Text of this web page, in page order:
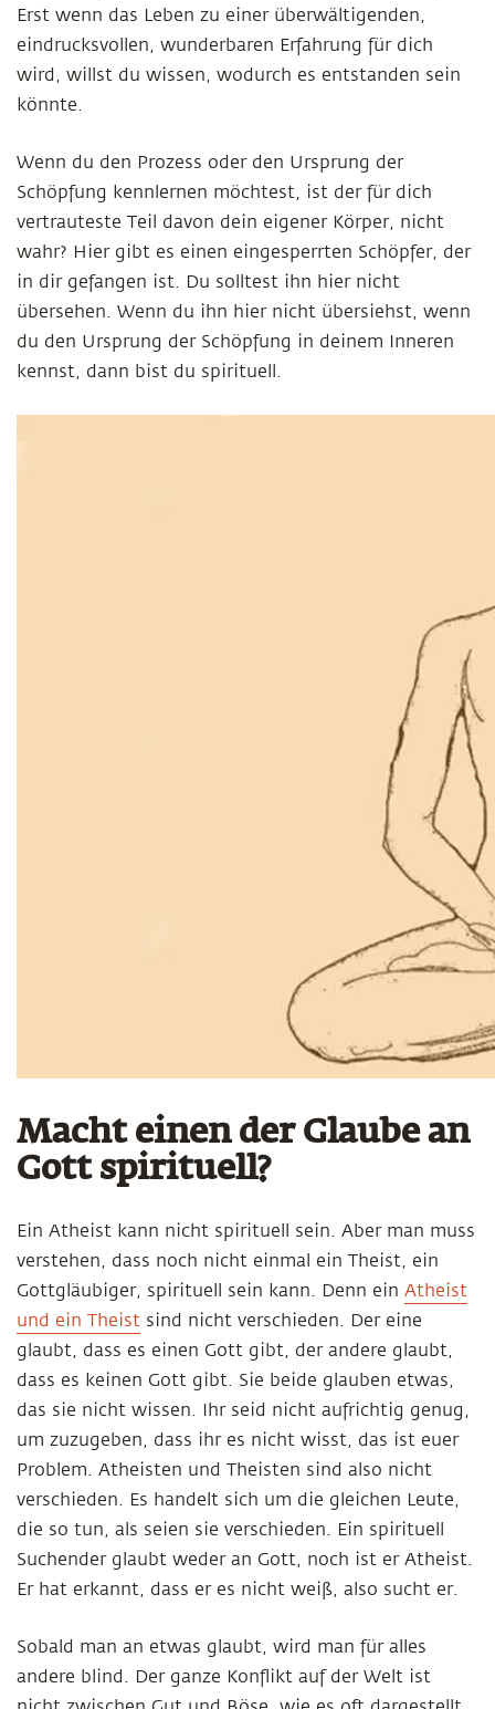
Erst wenn das Leben zu einer überwältigenden,
eindrucksvollen, wunderbaren Erfahrung für dich
wird, willst du wissen, wodurch es entstanden sein
könnte.
Wenn du den Prozess oder den Ursprung der
Schöpfung kennlernen möchtest, ist der für dich
vertrauteste Teil davon dein eigener Körper, nicht
wahr? Hier gibt es einen eingesperrten Schöpfer, der
in dir gefangen ist. Du solltest ihn hier nicht
übersehen. Wenn du ihn hier nicht übersiehst, wenn
du den Ursprung der Schöpfung in deinem Inneren
kennst, dann bist du spirituell.
Macht einen der Glaube an
Gott spirituell?
Ein Atheist kann nicht spirituell sein. Aber man muss
verstehen, dass noch nicht einmal ein Theist, ein
Gottgläubiger, spirituell sein kann. Denn ein Atheist
und ein Theist sind nicht verschieden. Der eine
glaubt, dass es einen Gott gibt, der andere glaubt,
dass es keinen Gott gibt. Sie beide glauben etwas,
das sie nicht wissen. Ihr seid nicht aufrichtig genug,
um zuzugeben, dass ihr es nicht wisst, das ist euer
Problem. Atheisten und Theisten sind also nicht
verschieden. Es handelt sich um die gleichen Leute,
die so tun, als seien sie verschieden. Ein spirituell
Suchender glaubt weder an Gott, noch ist er Atheist.
Er hat erkannt, dass er es nicht weiß, also sucht er.
Sobald man an etwas glaubt, wird man für alles
andere blind. Der ganze Konflikt auf der Welt ist